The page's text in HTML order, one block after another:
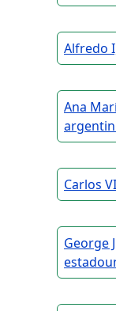
Alfredo
Ana
Carlos
George